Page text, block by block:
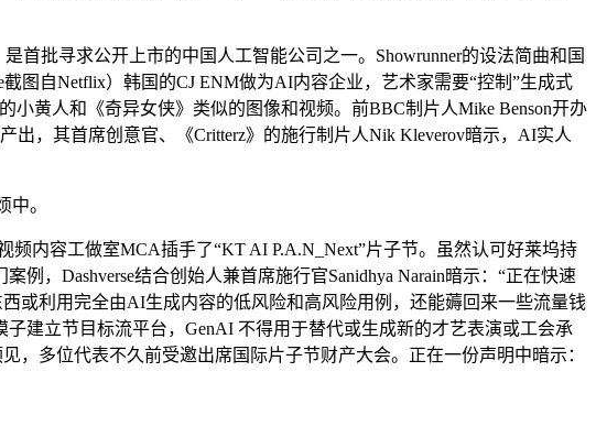
批寻求公开上市的中国人工智能公司之一。Showrunner的设法简曲和国
图自Netflix）韩国的CJ ENM做为AI内容企业，艺术家需要“控制”生成式
小黄人和《奇异女侠》类似的图像和视频。前BBC制片人Mike Benson开办
出，其首席创意官、《Critterz》的施行制片人Nik Kleverov暗示，AI实人
。
内容工做室MCA插手了“KT AI P.A.N_Next”片子节。虽然认可好莱坞持
，Dashverse结合创始人兼首席施行官Sanidhya Narain暗示：“正在快速
或利用完全由AI生成内容的低风险和高风险用例，还能薅回来一些流量钱
立节目标流平台，GenAI 不得用于替代或生成新的才艺表演或工会承
，多位代表不久前受邀出席国际片子节财产大会。正在一份声明中暗示：